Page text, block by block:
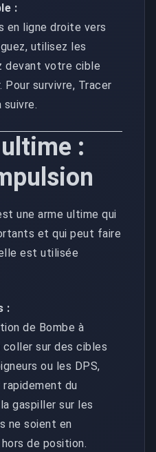
:
en ligne droite vers
utilisez les
devant votre cible
Pour survivre, Tracer
:
une arme ultime qui
et qui peut faire
est utilisée
:
de Bombe à
sur des cibles
ou les DPS,
du
gaspiller sur les
ne soient en
de position.